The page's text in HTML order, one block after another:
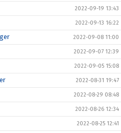
2022-09-19 13:43
2022-09-13 16:22
2022-09-08 11:00
2022-09-07 12:39
2022-09-05 15:08
2022-08-31 19:47
2022-08-29 08:48
2022-08-26 12:34
2022-08-25 12:41